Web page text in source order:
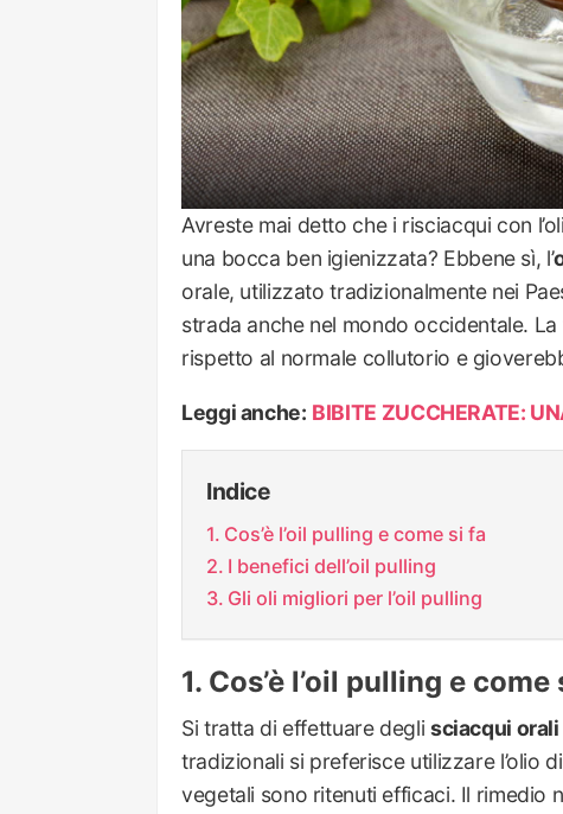
Avreste mai detto che i risciacqui con
una bocca ben igienizzata? Ebbene sì, l’
orale, utilizzato tradizionalmente nei
strada anche nel mondo occidentale.
rispetto al normale collutorio e
Leggi anche: BIBITE ZUCCHERATE:
Indice
Cos’è l’oil pulling e come si fa
I benefici dell’oil pulling
Gli oli migliori per l’oil pulling
Cos’è l’oil pulling e come
Si tratta di effettuare degli sciacqui orali
tradizionali si preferisce utilizzare l’olio
vegetali sono ritenuti efficaci. Il rimedio